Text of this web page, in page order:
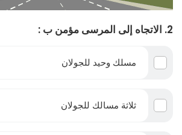
2. الاتجاه إلى المرسى مؤمن ب :
مسلك وحيد للجولان
ثلاثة مسالك للجولان